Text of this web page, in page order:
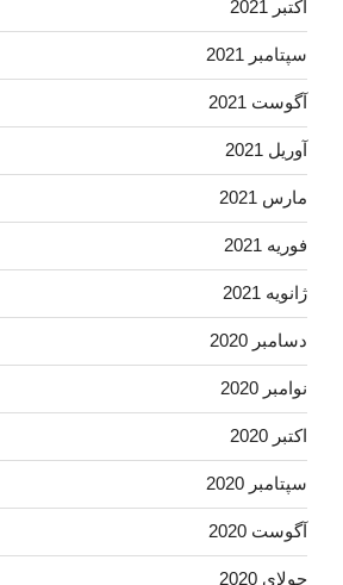
اکتبر 2021
سپتامبر 2021
آگوست 2021
آوریل 2021
مارس 2021
فوریه 2021
ژانویه 2021
دسامبر 2020
نوامبر 2020
اکتبر 2020
سپتامبر 2020
آگوست 2020
جولای 2020